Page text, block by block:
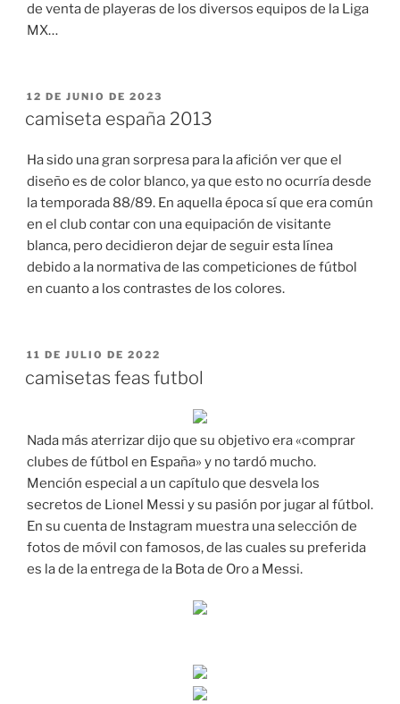
de venta de playeras de los diversos equipos de la Liga
MX…
PUBLICADO
12 DE JUNIO DE 2023
camiseta españa 2013
Ha sido una gran sorpresa para la afición ver que el
diseño es de color blanco, ya que esto no ocurría desde
la temporada 88/89. En aquella época sí que era común
en el club contar con una equipación de visitante
blanca, pero decidieron dejar de seguir esta línea
debido a la normativa de las competiciones de fútbol
en cuanto a los contrastes de los colores.
PUBLICADO
11 DE JULIO DE 2022
camisetas feas futbol
Nada más aterrizar dijo que su objetivo era «comprar
clubes de fútbol en España» y no tardó mucho.
Mención especial a un capítulo que desvela los
secretos de Lionel Messi y su pasión por jugar al fútbol.
En su cuenta de Instagram muestra una selección de
fotos de móvil con famosos, de las cuales su preferida
es la de la entrega de la Bota de Oro a Messi.